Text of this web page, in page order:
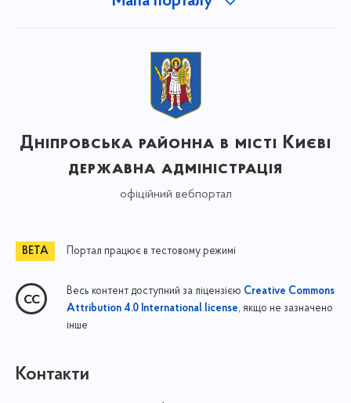
Дніпровська районна в місті Києві
державна адміністрація
офіційний вебпортал
Портал працює в тестовому режимі
Весь контент доступний за ліцензією Creative Commons
Attribution 4.0 International license, якщо не зазначено
інше
Контакти